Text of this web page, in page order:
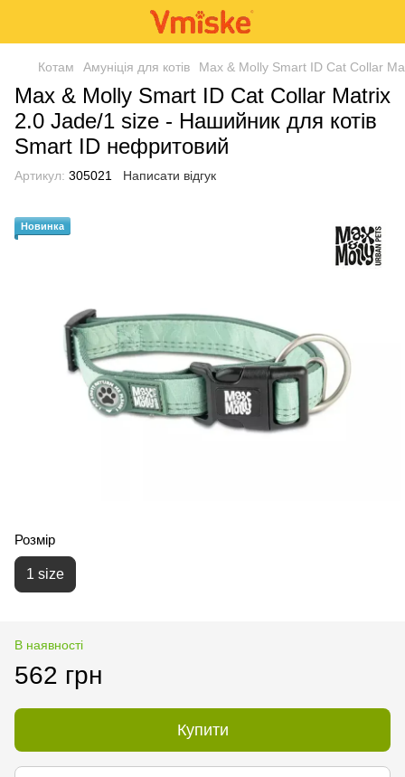
Котам Амуніція для котів Max & Molly Smart ID Cat Collar
Max & Molly Smart ID Cat Collar Matrix
2.0 Jade/1 size - Нашийник для котів
Smart ID нефритовий
Артикул: 305021 Написати відгук
Новинка
Розмір
1 size
В наявності
562 грн
Купити